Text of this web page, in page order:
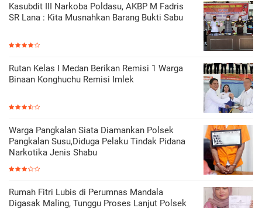
Kasubdit III Narkoba Poldasu, AKBP M Fadris
SR Lana : Kita Musnahkan Barang Bukti Sabu
Rutan Kelas I Medan Berikan Remisi 1 Warga
Binaan Konghuchu Remisi Imlek
Warga Pangkalan Siata Diamankan Polsek
Pangkalan Susu,Diduga Pelaku Tindak Pidana
Narkotika Jenis Shabu
Rumah Fitri Lubis di Perumnas Mandala
Digasak Maling, Tunggu Proses Lanjut Polsek